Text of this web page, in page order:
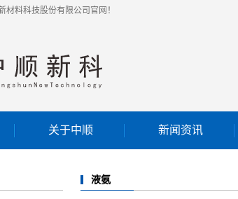
材料科技股份有限公司官网！
关于中顺 新闻资讯
液氨